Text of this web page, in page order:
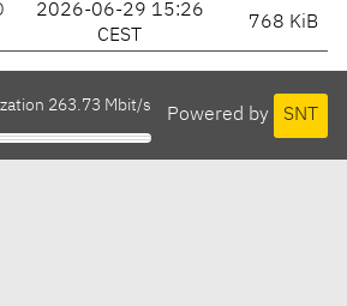
2026-06-29 15:26
CEST
768 KiB
Powered by SNT
263.73 Mbit/s